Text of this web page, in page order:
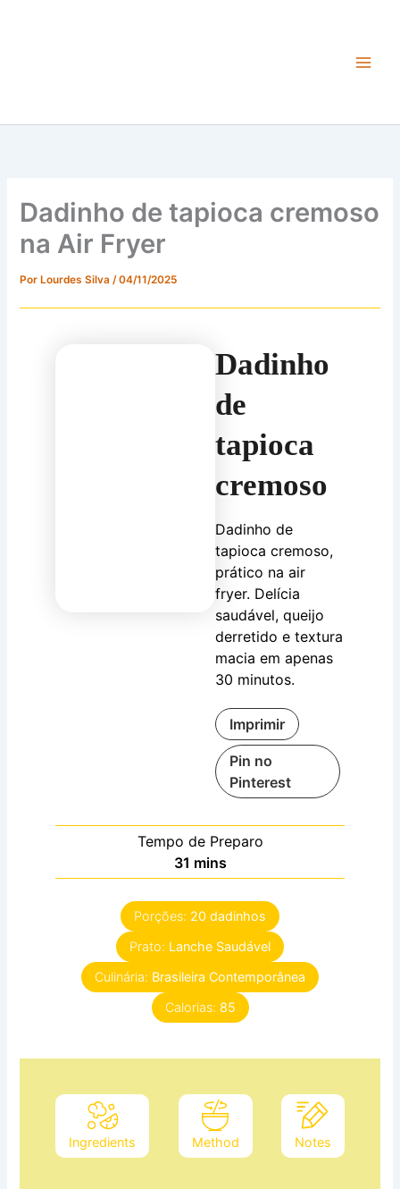
Dadinho de tapioca cremoso
na Air Fryer
Por Lourdes Silva/04/11/2025
Dadinho
de
tapioca
cremoso
Dadinho de
tapioca cremoso,
prático na air
fryer. Delícia
saudável, queijo
derretido e textura
macia em apenas
30 minutos.
Imprimir
Pin no
Pinterest
Tempo de Preparo
31 minutes
mins
Porções: 20 dadinhos
Prato: Lanche Saudável
Culinária: Brasileira Contemporânea
Calorias: 85
Ingredients Method Notes